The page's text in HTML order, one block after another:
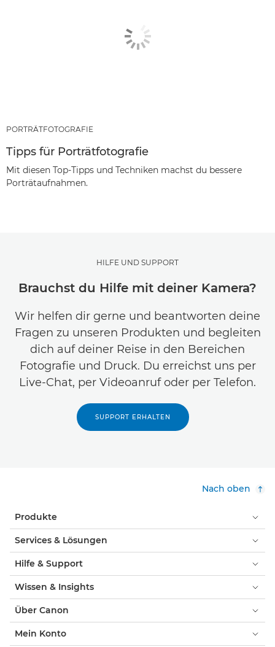
PORTRÄTFOTOGRAFIE
Tipps für Porträtfotografie
Mit diesen Top-Tipps und Techniken machst du bessere
Porträtaufnahmen.
HILFE UND SUPPORT
Brauchst du Hilfe mit deiner Kamera?
Wir helfen dir gerne und beantworten deine
Fragen zu unseren Produkten und begleiten
dich auf deiner Reise in den Bereichen
Fotografie und Druck. Du erreichst uns per
Live-Chat, per Videoanruf oder per Telefon.
SUPPORT ERHALTEN
Nach oben
Produkte
Services & Lösungen
Hilfe & Support
Wissen & Insights
Über Canon
Mein Konto